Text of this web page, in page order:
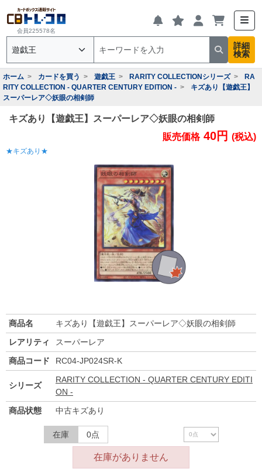
会員225578名
詳細
検索
ホーム カードを買う 遊戯王 RARITY COLLECTIONシリーズ
RA
RITY COLLECTION - QUARTER CENTURY EDITION -
キズあり【遊戯王】
スーパーレア◇妖眼の相剣師
キズあり【遊戯王】スーパーレア◇妖眼の相剣師
★キズあり★
販売価格 40円 (税込)
商品名
キズあり【遊戯王】スーパーレア◇妖眼の相剣師
レアリティ
スーパーレア
商品コード
RC04-JP024SR-K
シリーズ
RARITY COLLECTION - QUARTER CENTURY EDITI
ON -
商品状態
中古キズあり
在庫 0点
在庫がありません